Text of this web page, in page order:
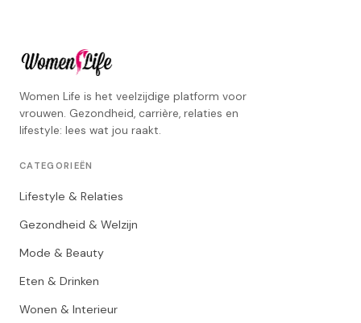
Women Life is het veelzijdige platform voor
vrouwen. Gezondheid, carrière, relaties en
lifestyle: lees wat jou raakt.
CATEGORIEËN
Lifestyle & Relaties
Gezondheid & Welzijn
Mode & Beauty
Eten & Drinken
Wonen & Interieur